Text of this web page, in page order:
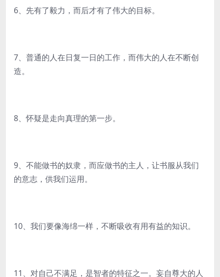
6、先有了毅力，而后才有了伟大的目标。
7、普通的人在日复一日的工作，而伟大的人在不断创
造。
8、怀疑是走向真理的第一步。
9、不能做书的奴隶，而应做书的主人，让书服从我们
的意志，供我们运用。
10、我们要像海绵一样，不断吸收有用有益的知识。
11、对自己不满足，是智者的特征之一。妄自尊大的人